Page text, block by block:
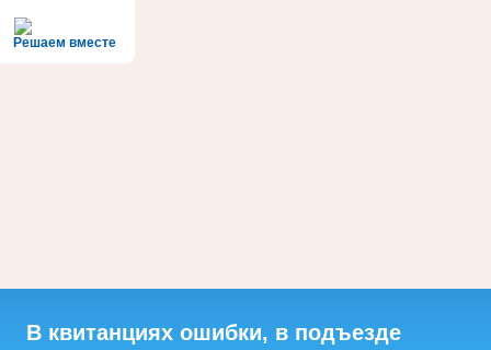
Решаем вместе
В квитанциях ошибки, в подъезде